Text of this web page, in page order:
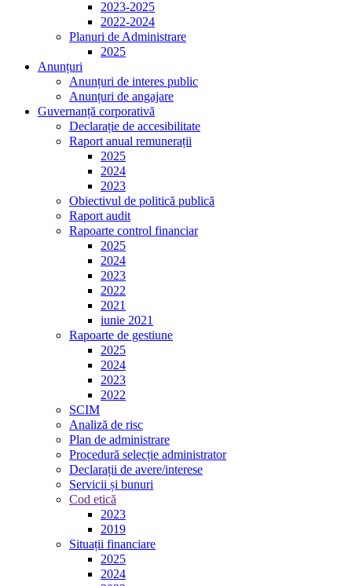
2023-2025
2022-2024
Planuri de Administrare
2025
Anunțuri
Anunțuri de interes public
Anunțuri de angajare
Guvernanță corporativă
Declarație de accesibilitate
Raport anual remunerații
2025
2024
2023
Obiectivul de politică publică
Raport audit
Rapoarte control financiar
2025
2024
2023
2022
2021
iunie 2021
Rapoarte de gestiune
2025
2024
2023
2022
SCIM
Analiză de risc
Plan de administrare
Procedură selecție administrator
Declarații de avere/interese
Servicii și bunuri
Cod etică
2023
2019
Situații financiare
2025
2024